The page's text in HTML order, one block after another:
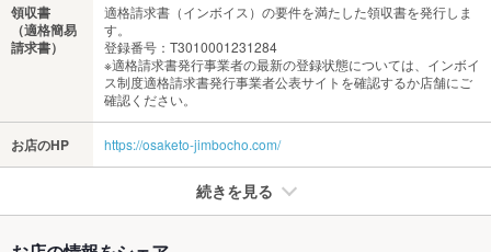
領収書
（適格簡易
請求書）
適格請求書（インボイス）の要件を満たした領収書を発行しま
す。
登録番号：T3010001231284
※適格請求書発行事業者の最新の登録状態については、インボイ
ス制度適格請求書発行事業者公表サイトを確認するか店舗にご
確認ください。
お店のHP https://osaketo-jimbocho.com/
続きを見る